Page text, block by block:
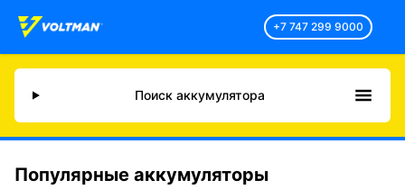
+7 747 299 9000
Поиск аккумулятора
Популярные аккумуляторы